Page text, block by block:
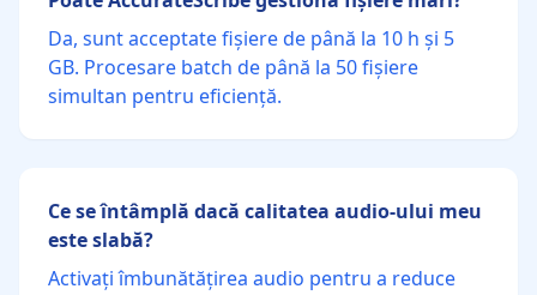
Da, sunt acceptate fișiere de până la 10 h și 5
GB. Procesare batch de până la 50 fișiere
simultan pentru eficiență.
Ce se întâmplă dacă calitatea audio-ului meu
este slabă?
Activați îmbunătățirea audio pentru a reduce